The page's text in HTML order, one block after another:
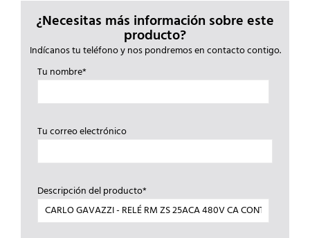
¿Necesitas más información sobre este
producto?
Indícanos tu teléfono y nos pondremos en contacto contigo.
Tu nombre*
Tu correo electrónico
Descripción del producto*